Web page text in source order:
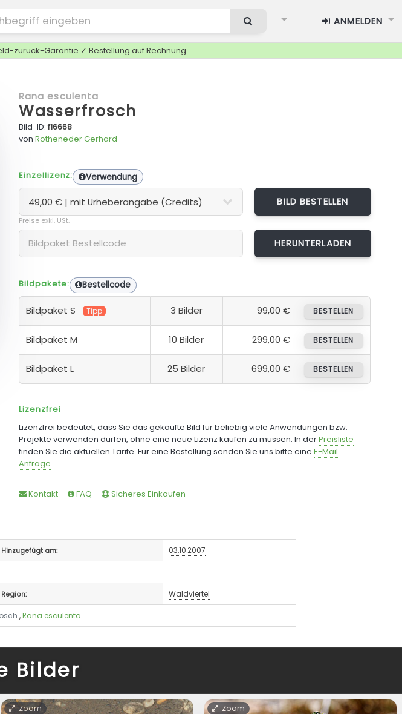
ANMELDEN
zurück-Garantie ✓ Bestellung auf Rechnung
Rana esculenta
Wasserfrosch
Bild-ID:f16668
von Rotheneder Gerhard
Einzellizenz: Verwendung
BILD BESTELLEN
Preise exkl. USt.
Bildpakete: Bestellcode
Bildpaket S Tipp 3 Bilder 99,00 € BESTELLEN
Bildpaket M 10 Bilder 299,00 € BESTELLEN
Bildpaket L 25 Bilder 699,00 € BESTELLEN
Lizenzfrei
Lizenzfrei bedeutet, dass Sie das gekaufte Bild für beliebig viele Anwendungen bzw.
Projekte verwenden dürfen, ohne eine neue Lizenz kaufen zu müssen. In derPreisliste
finden Sie die aktuellen Tarife. Für eine Bestellung senden Sie uns bitte eine E-Mail
Anfrage.
Kontakt FAQ Sicheres Einkaufen
Hinzugefügt am: 03.10.2007
Region: Waldviertel
,Rana esculenta
Bilder
Zoom Zoom